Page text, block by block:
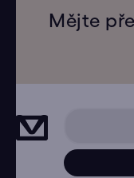
Mějte